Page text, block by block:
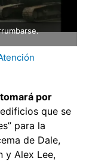
por
que se
para la
de Dale,
y Alex Lee,